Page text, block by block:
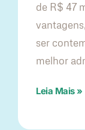
de R$ 47
ser
melhor
Leia Mais »